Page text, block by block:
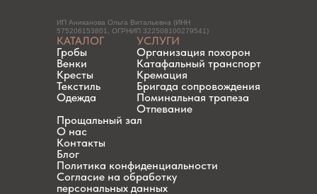
ИП Аниканова Ольга Витальевна (ИНН
575206153801, ОГРНИП 322508100279541)
КАТАЛОГ
Гробы
Венки
Кресты
Текстиль
Одежда
УСЛУГИ
Организация похорон
Катафальный транспорт
Кремация
Бригада сопровождения
Поминальная трапеза
Отпевание
Прощальный зал
О нас
Контакты
Блог
Политика конфиденциальности
Согласие на обработку
персональных данных